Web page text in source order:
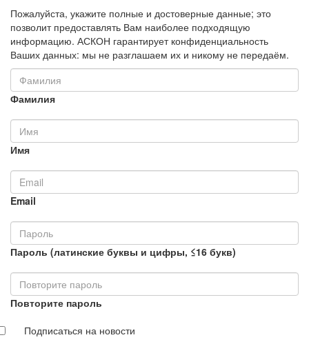
Пожалуйста, укажите полные и достоверные данные; это
позволит предоставлять Вам наиболее подходящую
информацию. АСКОН гарантирует конфиденциальность
Ваших данных: мы не разглашаем их и никому не передаём.
Фамилия
Имя
Email
Пароль (латинские буквы и цифры, ≤16 букв)
Повторите пароль
Подписаться на новости